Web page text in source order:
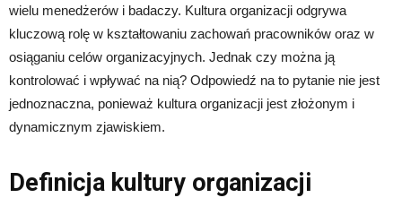
wielu menedżerów i badaczy. Kultura organizacji odgrywa
kluczową rolę w kształtowaniu zachowań pracowników oraz w
osiąganiu celów organizacyjnych. Jednak czy można ją
kontrolować i wpływać na nią? Odpowiedź na to pytanie nie jest
jednoznaczna, ponieważ kultura organizacji jest złożonym i
dynamicznym zjawiskiem.
Definicja kultury organizacji